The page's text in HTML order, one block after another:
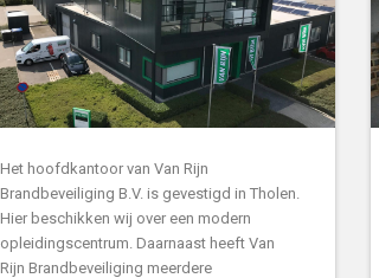
Het hoofdkantoor van Van Rijn
Brandbeveiliging B.V. is gevestigd in Tholen.
Hier beschikken wij over een modern
opleidingscentrum. Daarnaast heeft Van
Rijn Brandbeveiliging meerdere